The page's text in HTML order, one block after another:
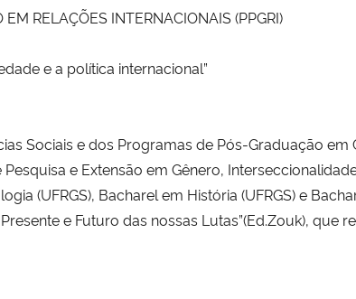
RELAÇÕES INTERNACIONAIS (PPGRI)
e a política internacional”
Sociais e dos Programas de Pós-Graduação em
e Extensão em Gênero,
(UFRGS), Bacharel em História (UFRGS) e
e Futuro das nossas Lutas”(Ed.Zouk), que